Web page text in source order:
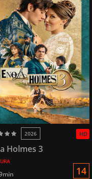
HD
2026
Holmes 3
14